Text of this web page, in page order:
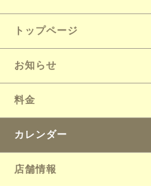
トップページ
お知らせ
料金
カレンダー
店舗情報